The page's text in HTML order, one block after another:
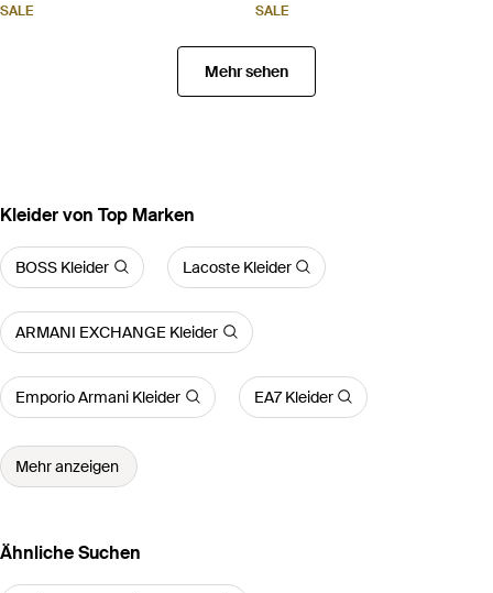
SALE SALE
Mehr sehen
Kleider von Top Marken
BOSS Kleider Lacoste Kleider
ARMANI EXCHANGE Kleider
Emporio Armani Kleider EA7 Kleider
Mehr anzeigen
Ähnliche Suchen